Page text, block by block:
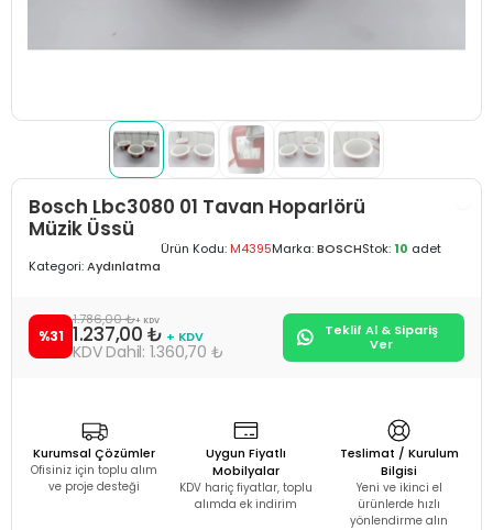
Bosch Lbc3080 01 Tavan Hoparlörü
Müzik Üssü
Kategori:Aydınlatma
Ürün Kodu: M4395Marka:BOSCHStok: 10 adet
%31
1.786,00 ₺+ KDV
1.237,00 ₺ + KDV
1.360,70 ₺
Teklif Al & Sipariş
Ver
Kurumsal Çözümler
Ofisiniz için toplu alım
ve proje desteği
Uygun Fiyatlı
Mobilyalar
KDV hariç fiyatlar, toplu
alımda ek indirim
Teslimat / Kurulum
Bilgisi
Yeni ve ikinci el
ürünlerde hızlı
yönlendirme alın